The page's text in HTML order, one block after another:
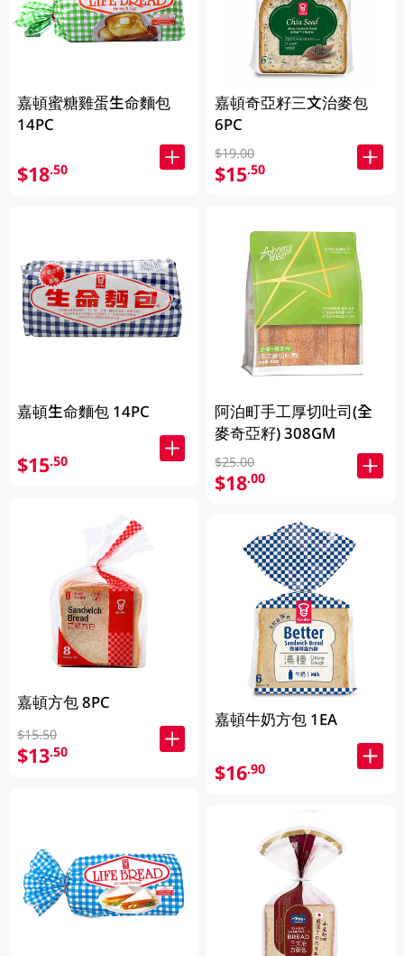
嘉頓蜜糖雞蛋生命麵包
14PC
$18.50
嘉頓生命麵包 14PC
$15.50
嘉頓方包 8PC
$15.50
$13.50
嘉頓奇亞籽三文治麥包
6PC
$19.00
$15.50
阿泊町手工厚切吐司(全
麥奇亞籽) 308GM
$25.00
$18.00
嘉頓牛奶方包 1EA
$16.90